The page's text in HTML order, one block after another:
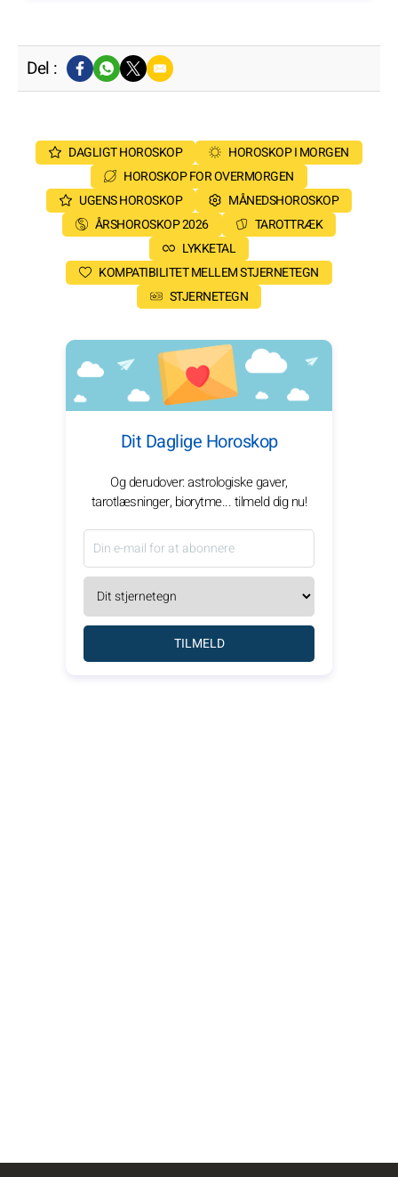
Del :
DAGLIGT HOROSKOP
HOROSKOP I MORGEN
HOROSKOP FOR OVERMORGEN
UGENS HOROSKOP
MÅNEDSHOROSKOP
ÅRSHOROSKOP 2026
TAROTTRÆK
LYKKETAL
KOMPATIBILITET MELLEM STJERNETEGN
STJERNETEGN
Dit Daglige Horoskop
Og derudover: astrologiske gaver,
tarotlæsninger, biorytme... tilmeld dig nu!
TILMELD